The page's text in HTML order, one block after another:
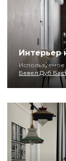
Интерьер
Используемое
Бевел Дуб